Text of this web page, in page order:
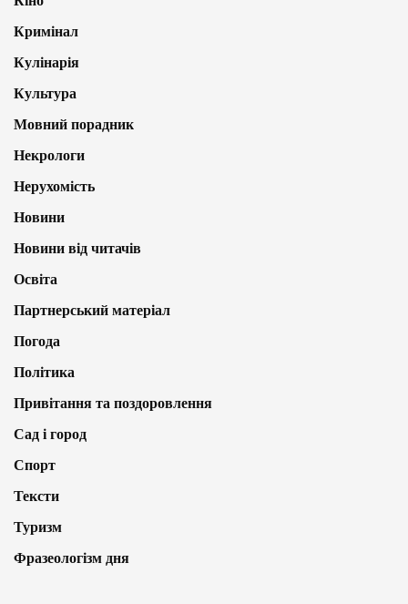
Кримінал
Кулінарія
Культура
Мовний порадник
Некрологи
Нерухомість
Новини
Новини від читачів
Освіта
Партнерський матеріал
Погода
Політика
Привітання та поздоровлення
Сад і город
Спорт
Тексти
Туризм
Фразеологізм дня